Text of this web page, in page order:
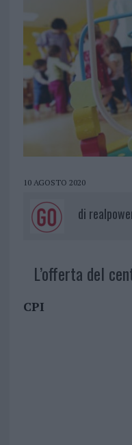
10 AGOSTO 2020
di
L’offerta del
CPI